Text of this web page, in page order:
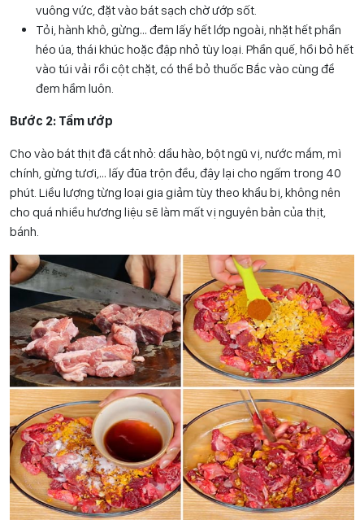
vuông vức, đặt vào bát sạch chờ ướp sốt.
Tỏi, hành khô, gừng… đem lấy hết lớp ngoài, nhặt hết phần
héo úa, thái khúc hoặc đập nhỏ tùy loại. Phần quế, hồi bỏ hết
vào túi vải rồi cột chặt, có thể bỏ thuốc Bắc vào cùng để
đem hầm luôn.
Bước 2: Tẩm ướp
Cho vào bát thịt đã cắt nhỏ: dầu hào, bột ngũ vị, nước mắm, mì
chính, gừng tươi,… lấy đũa trộn đều, đậy lại cho ngấm trong 40
phút. Liều lượng từng loại gia giảm tùy theo khẩu bị, không nên
cho quá nhiều hương liệu sẽ làm mất vị nguyên bản của thịt,
bánh.